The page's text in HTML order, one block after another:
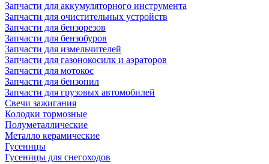
Запчасти для аккумуляторного инструмента
Запчасти для очистительных устройств
Запчасти для бензорезов
Запчасти для бензобуров
Запчасти для измельчителей
Запчасти для газонокосилк и аэраторов
Запчасти для мотокос
Запчасти для бензопил
Запчасти для грузовых автомобилей
Свечи зажигания
Колодки тормозные
Полуметаллические
Металло керамические
Гусеницы
Гусеницы для снегоходов